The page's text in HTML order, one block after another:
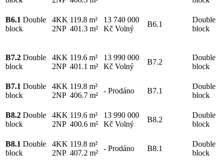
B6.1 Double
block
4KK
2NP
119.8 m²
401.3 m²
13 740 000
Kč Volný
B6.1
Double
block
B7.2 Double
block
4KK
2NP
119.6 m²
401.1 m²
13 990 000
Kč Volný
B7.2
Double
block
B7.1 Double
block
4KK
2NP
119.8 m²
406.7 m²
- Prodáno B7.1
Double
block
B8.2 Double
block
4KK
2NP
119.6 m²
400.6 m²
13 990 000
Kč Volný
B8.2
Double
block
B8.1 Double
block
4KK
2NP
119.8 m²
407.2 m²
- Prodáno B8.1
Double
block